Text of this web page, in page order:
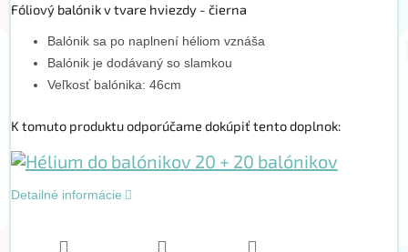
Fóliový balónik v tvare hviezdy - čierna
Balónik sa po naplnení héliom vznáša
Balónik je dodávaný so slamkou
Veľkosť balónika: 46cm
K tomuto produktu odporúčame dokúpiť tento doplnok:
Detailné informácie